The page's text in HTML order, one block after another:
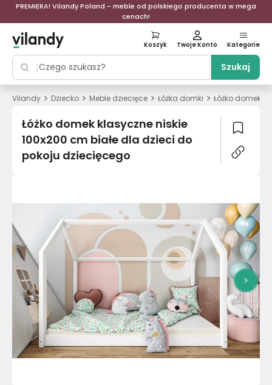
PREMIERA! Vilandy Poland - meble od polskiego producenta w mega
cenach!
Szukaj
Koszyk Twoje Konto Kategorie
Vilandy > Dziecko > Meble dziecięce > Łóżka domki > Łóżko domek
Łóżko domek klasyczne niskie
100x200 cm białe dla dzieci do
pokoju dziecięcego
>